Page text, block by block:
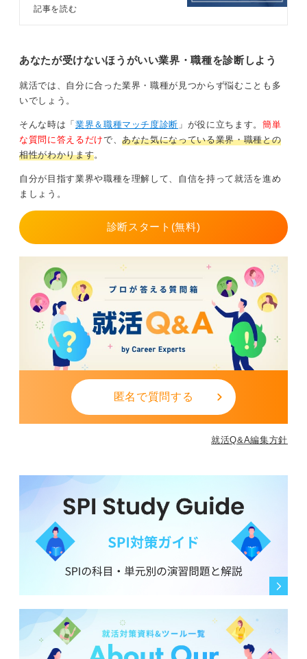
が可能になるでしょう。
また、パソコンなどで見やすい資料を作成するのが得意
であれば、話下手であっても見やすい資料を提供して顧
苦手な部分をカバーできることを是非探してみてくださ
い。
ほかの人がどのような点で優れているのかを意識する必
要はありません。自分の活かせる長所が営業職の仕事に
どのようにつながるのかを考えたうえで、営業職に挑戦
してみてください。
0
ずは営業職の理解を深めましょう。
解説します。
記事を読む
あなたが受けないほうがいい業界・職種を診断しよう
就活では、自分に合った業界・職種が見つからず悩むことも多
いでしょう。
そんな時は「 業界＆職種マッチ度診断 」が役に立ちます。 簡単
な質問に答えるだけで、あなた気になっている業界・職種との
相性がわかります。
自分が目指す業界や職種を理解して、自信を持って就活を進め
ましょう。
診断スタート(無料)
匿名で質問する
就活Q&A編集方針